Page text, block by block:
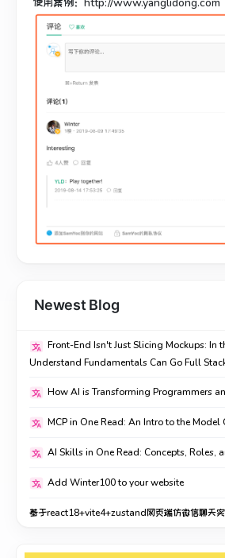
Newest Blog
Front-End Isn't Just Slicing Mockups: In
Understand Fundamentals Can Go Full
How AI is Transforming Programmers
MCP in One Read: An Intro to the Model
AI Skills in One Read: Concepts, Roles,
Add Winter100 to your website
基于react18+vite4+zustand网页端仿微信聊天